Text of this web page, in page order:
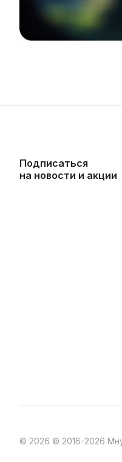
Подписаться
на новости и акции
© 2026 © 2016-2026